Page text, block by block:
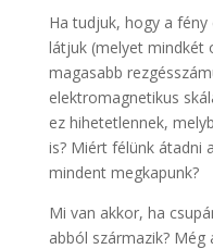
Ha tudjuk, hogy a
látjuk (melyet mindkét
magasabb
elektromagnetikus
ez hihetetlennek,
is? Miért félünk átadni
mindent megkapunk?
Mi van akkor, ha
abból származik?